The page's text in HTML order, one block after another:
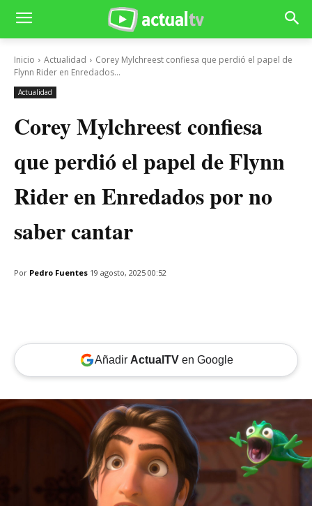
Inicio Actualidad
Corey Mylchreest confiesa que perdió el papel de
Flynn Rider en Enredados...
Actualidad
Corey Mylchreest confiesa
que perdió el papel de Flynn
Rider en Enredados por no
saber cantar
Por Pedro Fuentes 19 agosto, 2025 00:52
Añadir ActualTVen Google